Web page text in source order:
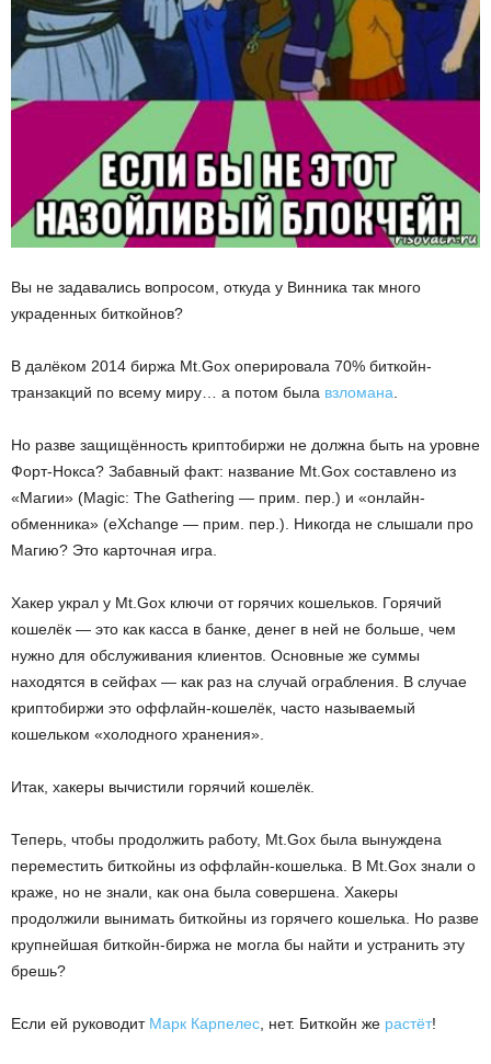
Вы не задавались вопросом, откуда у Винника так много
украденных биткойнов?
В далёком 2014 биржа Mt.Gox оперировала 70% биткойн-
транзакций по всему миру… а потом была взломана
Но разве защищённость криптобиржи не должна быть на уровне
Форт-Нокса? Забавный факт: название Mt.Gox составлено из
«Магии» (Magic: The Gathering — прим. пер.) и «онлайн-
обменника» (eXchange — прим. пер.). Никогда не слышали про
Магию? Это карточная игра.
Хакер украл у Mt.Gox ключи от горячих кошельков. Горячий
кошелёк — это как касса в банке, денег в ней не больше, чем
нужно для обслуживания клиентов. Основные же суммы
находятся в сейфах — как раз на случай ограбления. В случае
криптобиржи это оффлайн-кошелёк, часто называемый
кошельком «холодного хранения».
Итак, хакеры вычистили горячий кошелёк.
Теперь, чтобы продолжить работу, Mt.Gox была вынуждена
переместить биткойны из оффлайн-кошелька. В Mt.Gox знали о
краже, но не знали, как она была совершена. Хакеры
продолжили вынимать биткойны из горячего кошелька. Но разве
крупнейшая биткойн-биржа не могла бы найти и устранить эту
брешь?
Если ей руководит Марк Карпелес , нет. Биткойн же растёт!